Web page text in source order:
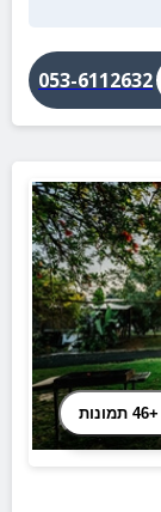
053-6112632
+46 תמונות